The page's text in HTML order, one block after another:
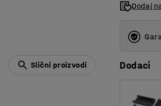
Slični proizvodi
Dodaj
Dodaci